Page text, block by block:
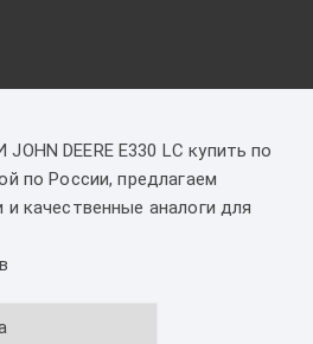
DEERE Е330 LC купить по
по России, предлагаем
и качественные аналоги для